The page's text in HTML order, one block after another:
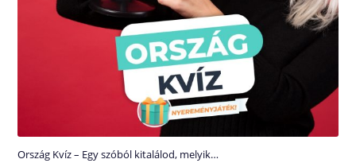
Ország Kvíz – Egy szóból kitalálod, melyik…